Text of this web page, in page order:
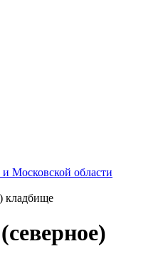
Московской области
кладбище